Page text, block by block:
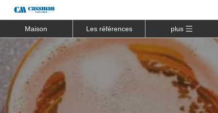
Maison Les références plus